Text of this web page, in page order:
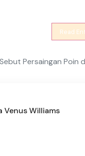
Read
Persaingan Poin
Venus Williams